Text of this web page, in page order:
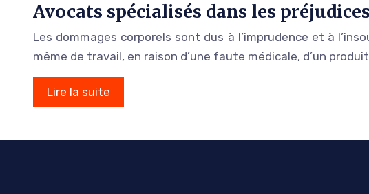
Avocats spécialisés dans les
Les dommages corporels sont dus à l’imprudence et à
même de travail, en raison d’une faute médicale, d’un
Lire la suite